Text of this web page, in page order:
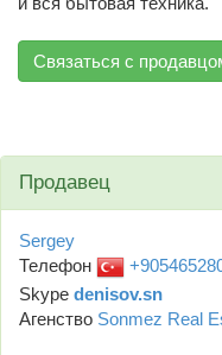
Связаться с
Продавец
Sergey
Телефон
Skype denisov.sn
Агенство Sonmez Real